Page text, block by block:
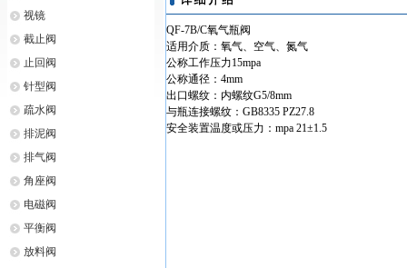
视镜
截止阀
止回阀
针型阀
疏水阀
排泥阀
排气阀
角座阀
电磁阀
平衡阀
放料阀
QF-7B/C氧气瓶阀
适用介质：氧气、空气、氮气
公称工作压力15mpa
公称通径：4mm
出口螺纹：内螺纹G5/8mm
与瓶连接螺纹：GB8335 PZ27.8
安全装置温度或压力：mpa 21±1.5